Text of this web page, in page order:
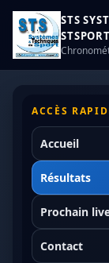
STS
ACCÈS
Accueil
Résultats
Prochain
Contact